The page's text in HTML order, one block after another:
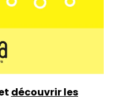
découvrir les